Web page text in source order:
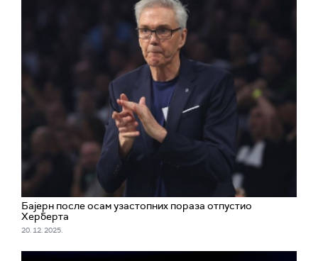
Бајерн после осам узастопних пораза отпустио
Херберта
20. 12. 2025.